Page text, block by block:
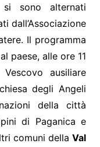
sono alternati
dall’Associazione
Il programma
paese, alle ore 11
ausiliare
degli Angeli
della città
di Paganica e
comuni dellaVal